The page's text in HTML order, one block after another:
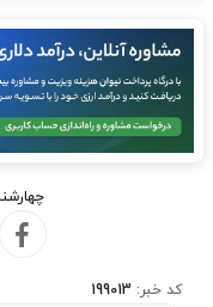
چهارشنبه ۳ آذر ۱۳۹۵
کد خبر: 199013